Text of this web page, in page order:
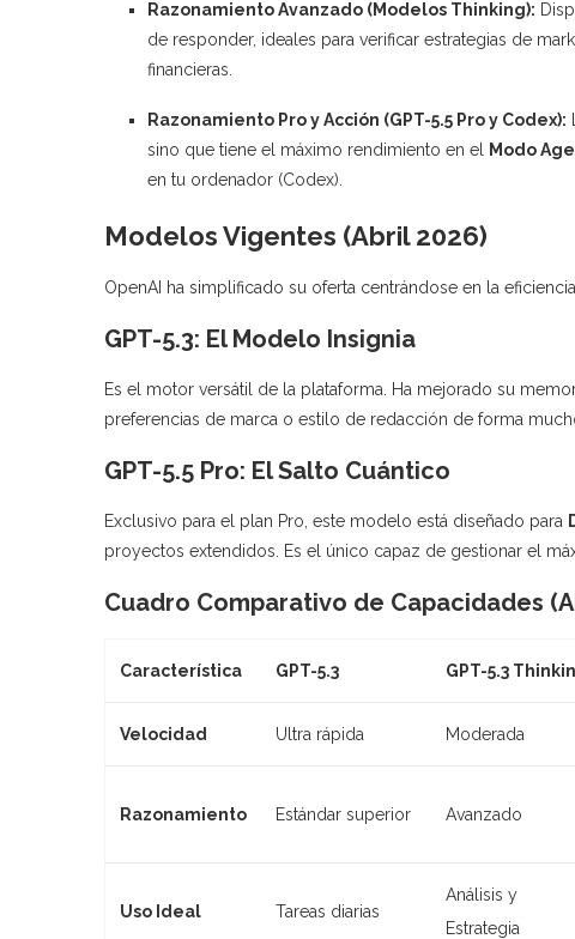
Razonamiento Avanzado (Modelos Thinking):
de responder, ideales para verificar estrategias de
financieras.
Razonamiento Pro y Acción (GPT-5.5 Pro y Codex):
sino que tiene el máximo rendimiento en el
Modo
en tu ordenador (Codex).
Modelos Vigentes (Abril 2026)
OpenAI ha simplificado su oferta centrándose en la
GPT-5.3: El Modelo Insignia
Es el motor versátil de la plataforma. Ha mejorado su
preferencias de marca o estilo de redacción de forma
GPT-5.5 Pro: El Salto Cuántico
Exclusivo para el plan Pro, este modelo está diseñado para
proyectos extendidos. Es el único capaz de gestionar el
Cuadro Comparativo de Capacidades
Característica GPT-5.3 GPT-5.3
Velocidad Ultra rápida Moderada
Razonamiento Estándar superior Avanzado
Uso Ideal Tareas diarias
Análisis y
Estrategia